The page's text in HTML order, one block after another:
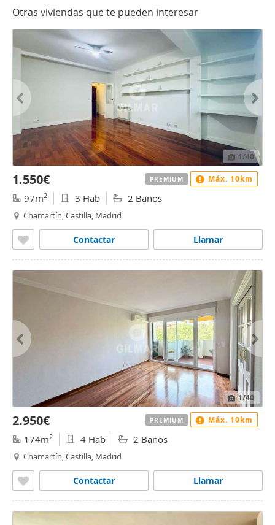
Otras viviendas que te pueden interesar
1/40
1.550€
97m2 3 Hab 2 Baños
Chamartín, Castilla, Madrid
Llamar
Contactar
PREMIUM Máx. 10km
1/40
2.950€
174m2 4 Hab 2 Baños
Chamartín, Castilla, Madrid
Llamar
Contactar
PREMIUM Máx. 10km